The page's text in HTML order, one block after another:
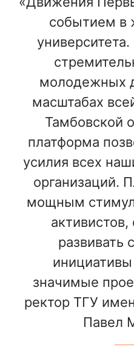
событием в
молодежных
масштабах
Тамбовской
платформа
усилия всех
организаций.
мощным
развивать
значимые
ректор ТГУ
Павел